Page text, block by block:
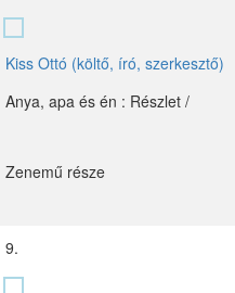
Kiss Ottó (költő, író, szerkesztő)
Anya, apa és én : Részlet /
Zenemű része
9.